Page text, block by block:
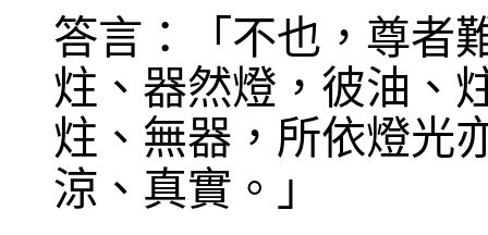
答言：「不也，尊者
炷、器然燈，彼油、
炷、無器，所依燈光
涼、真實。」